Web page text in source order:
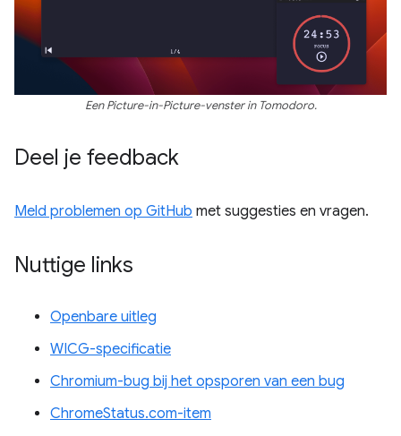
Een Picture-in-Picture-venster in Tomodoro.
Deel je feedback
Meld problemen op GitHub met suggesties en vragen.
Nuttige links
Openbare uitleg
WICG-specificatie
Chromium-bug bij het opsporen van een bug
ChromeStatus.com-item